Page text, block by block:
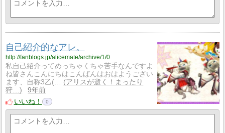
自己紹介的なアレ。
http://fanblogs.jp/alicemate/archive/1/0
私自己紹介ってめっちゃくちゃ苦手なんですよ
ね皆さんこんにちはこんばんはおはようござい
ます、自称3乙(…
アリスが逝く！まったり
狩…
9年前
いいね！
0